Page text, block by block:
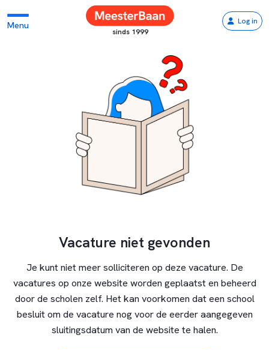
Menu
sinds 1999
Log in
Vacature niet gevonden
Je kunt niet meer solliciteren op deze vacature. De
vacatures op onze website worden geplaatst en beheerd
door de scholen zelf. Het kan voorkomen dat een school
besluit om de vacature nog voor de eerder aangegeven
sluitingsdatum van de website te halen.